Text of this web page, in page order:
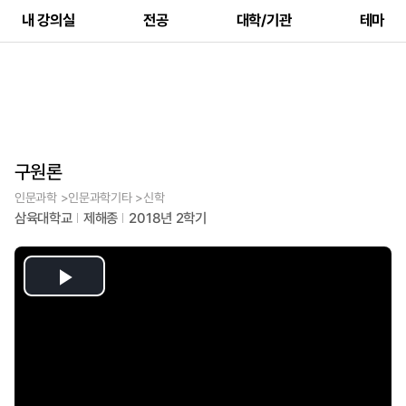
내 강의실 전공 대학/기관 테마
구원론
인문과학 >인문과학기타 >신학
삼육대학교 제해종 2018년 2학기
Play